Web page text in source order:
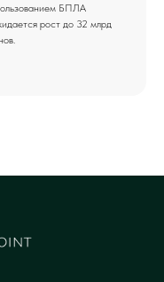
БПЛА
рост до 32 млрд